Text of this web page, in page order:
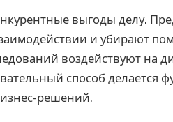
выгоды делу.
и убирают
воздействуют на
способ делается
решений.